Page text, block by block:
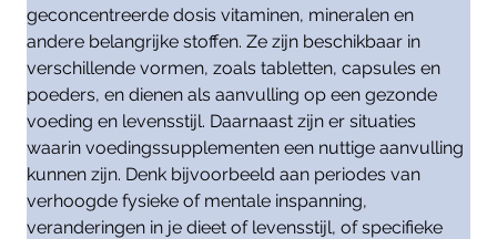
geconcentreerde dosis vitaminen, mineralen en
andere belangrijke stoffen. Ze zijn beschikbaar in
verschillende vormen, zoals tabletten, capsules en
poeders, en dienen als aanvulling op een gezonde
voeding en levensstijl. Daarnaast zijn er situaties
waarin voedingssupplementen een nuttige aanvulling
kunnen zijn. Denk bijvoorbeeld aan periodes van
verhoogde fysieke of mentale inspanning,
veranderingen in je dieet of levensstijl, of specifieke